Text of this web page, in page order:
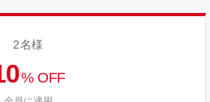
2名様
% OFF